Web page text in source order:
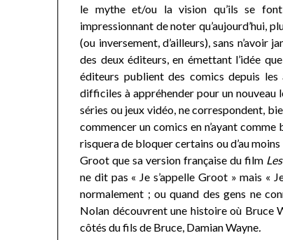
le mythe et/ou la vision qu’ils se font
impressionnant de noter qu’aujourd’hui,
(ou inversement, d’ailleurs), sans n’avoir
des deux éditeurs, en émettant l’idée
éditeurs publient des comics depuis
difficiles à appréhender pour un nouveau
séries ou jeux vidéo, ne correspondent,
commencer un comics en n’ayant
risquera de bloquer certains ou d’au
Groot que sa version française du film Les
ne dit pas « Je s’appelle Groot » mais «
normalement ; ou quand des gens ne
Nolan découvrent une histoire où Bruce
côtés du fils de Bruce, Damian Wayne.